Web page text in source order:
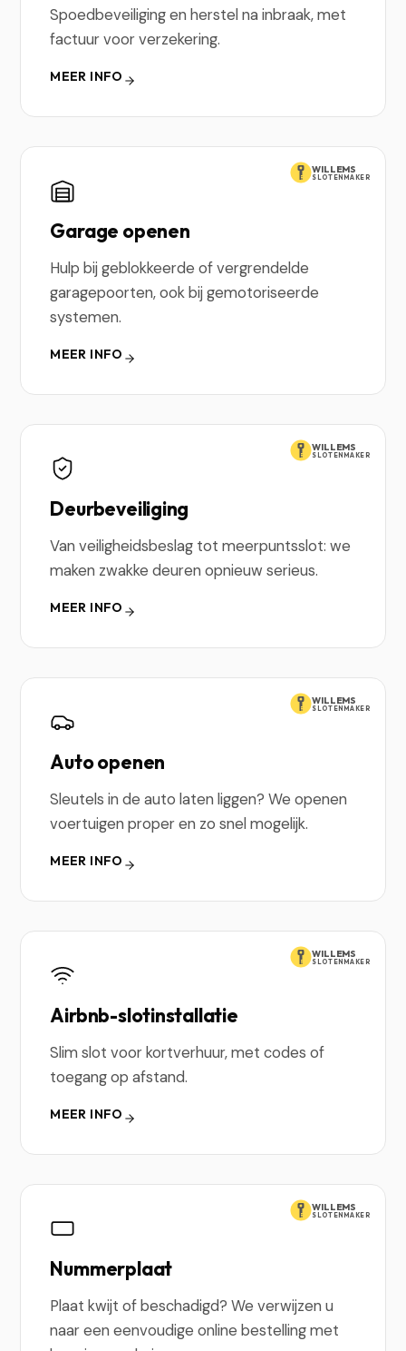
Spoedbeveiliging en herstel na inbraak, met
factuur voor verzekering.
MEER INFO
WILLEMS
SLOTENMAKER
Garage openen
Hulp bij geblokkeerde of vergrendelde
garagepoorten, ook bij gemotoriseerde
systemen.
MEER INFO
WILLEMS
SLOTENMAKER
Deurbeveiliging
Van veiligheidsbeslag tot meerpuntsslot: we
maken zwakke deuren opnieuw serieus.
MEER INFO
WILLEMS
SLOTENMAKER
Auto openen
Sleutels in de auto laten liggen? We openen
voertuigen proper en zo snel mogelijk.
MEER INFO
WILLEMS
SLOTENMAKER
Airbnb-slotinstallatie
Slim slot voor kortverhuur, met codes of
toegang op afstand.
MEER INFO
WILLEMS
SLOTENMAKER
Nummerplaat
Plaat kwijt of beschadigd? We verwijzen u
naar een eenvoudige online bestelling met